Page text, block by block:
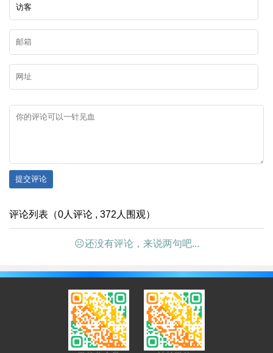
提交评论
评论列表（0人评论 , 372人围观）
☹还没有评论，来说两句吧...